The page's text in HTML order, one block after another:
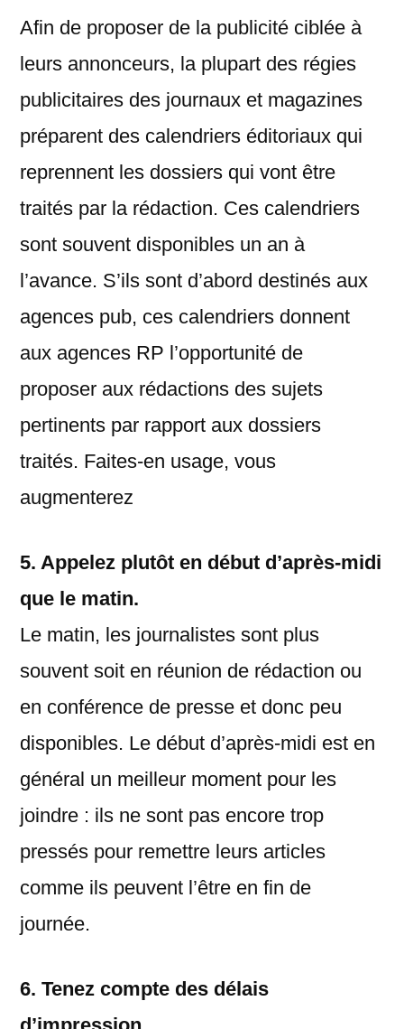
Afin de proposer de la publicité ciblée à
leurs annonceurs, la plupart des régies
publicitaires des journaux et magazines
préparent des calendriers éditoriaux qui
reprennent les dossiers qui vont être
traités par la rédaction. Ces calendriers
sont souvent disponibles un an à
l’avance. S’ils sont d’abord destinés aux
agences pub, ces calendriers donnent
aux agences RP l’opportunité de
proposer aux rédactions des sujets
pertinents par rapport aux dossiers
traités. Faites-en usage, vous
augmenterez
5. Appelez plutôt en début d’après-midi
que le matin.
Le matin, les journalistes sont plus
souvent soit en réunion de rédaction ou
en conférence de presse et donc peu
disponibles. Le début d’après-midi est en
général un meilleur moment pour les
joindre : ils ne sont pas encore trop
pressés pour remettre leurs articles
comme ils peuvent l’être en fin de
journée.
6. Tenez compte des délais